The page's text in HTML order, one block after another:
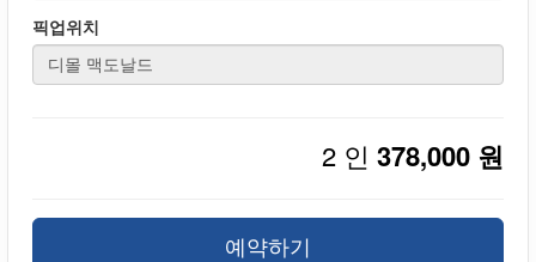
픽업위치
2 인 378,000 원
예약하기